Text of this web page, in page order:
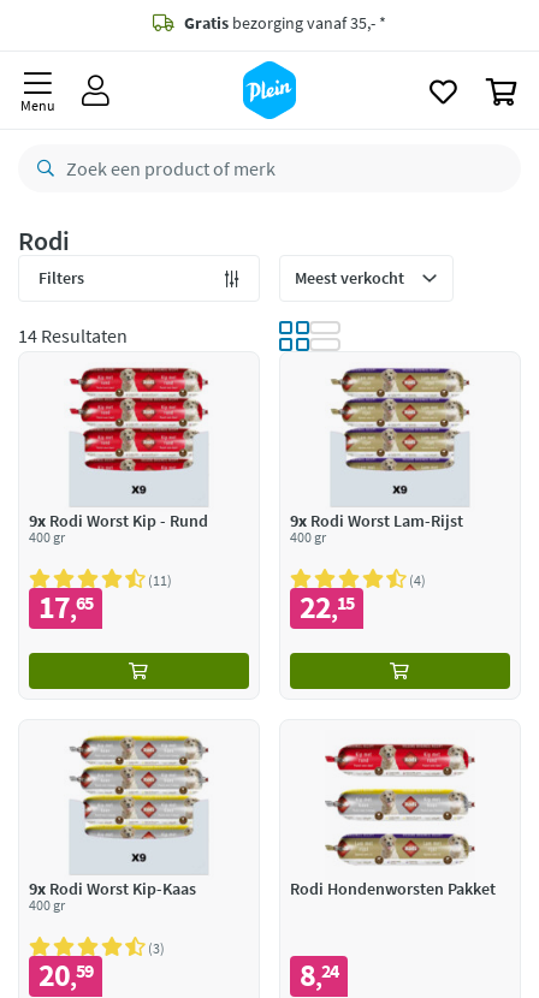
Gratis bezorging vanaf 35,- *
Bestelling uiterlijkwoensdag
retourneren
Betaal met Klarna
Menu
Rodi
Filters
14 Resultaten
9x Rodi Worst Kip - Rund
400 gr
11
17,65
9xRodi Worst Lam-Rijst
400 gr
4
22,15
9x Rodi Worst Kip-Kaas
400 gr
3
20,59
Rodi Hondenworsten Pakket
8,24